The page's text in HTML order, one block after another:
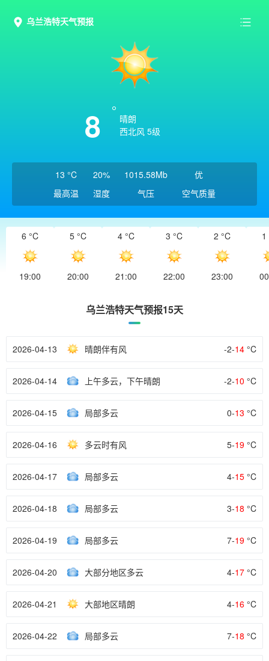
乌兰浩特天气预报
8
晴朗
西北风 5级
13 °C
最高温
20%
湿度
1015.58Mb
气压
优
空气质量
6 °C
19:00
5 °C
20:00
4 °C
21:00
3 °C
22:00
2 °C
23:00
1
乌兰浩特天气预报15天
2026-04-13 晴朗伴有风 -2-14 °C
2026-04-14 上午多云，下午晴朗 -2-10 °C
2026-04-15 局部多云 0-13 °C
2026-04-16 多云时有风 5-19 °C
2026-04-17 局部多云 4-15 °C
2026-04-18 局部多云 3-18 °C
2026-04-19 局部多云 7-19 °C
2026-04-20 大部分地区多云 4-17 °C
2026-04-21 大部地区晴朗 4-16 °C
2026-04-22 局部多云 7-18 °C